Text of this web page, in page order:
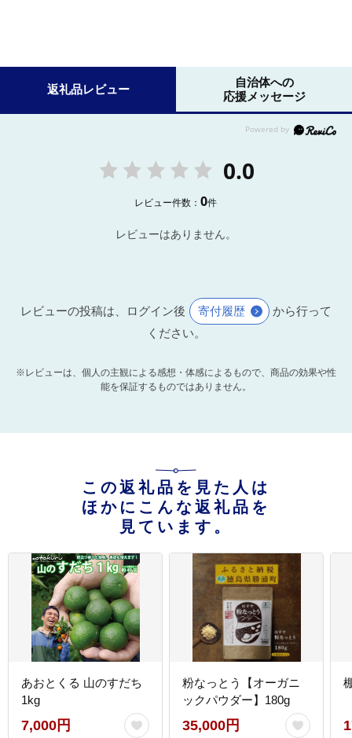
返礼品レビュー
自治体への
応援メッセージ
0.0
レビュー件数：0件
レビューはありません。
レビューの投稿は、ログイン後 寄付履歴
から行って
ください。
※レビューは、個人の主観による感想・体感によるもので、商品の効果や性
能を保証するものではありません。
この返礼品を見た人は
ほかにこんな返礼品を
見ています。
あおとくる 山のすだち
1kg
7,000円
粉なっとう【オーガニ
ックパウダー】180g
35,000円